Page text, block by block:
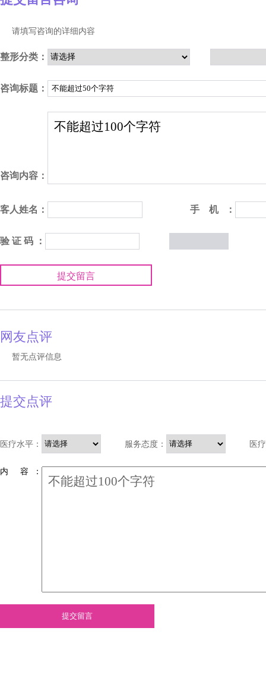
请填写咨询的详细内容
整形分类：
咨询标题：
咨询内容：
客人姓名： 手 机 ：
验 证 码 ：
提交留言
网友点评
暂无点评信息
提交点评
医疗水平： 服务态度： 医
内 容 ：
提交留言